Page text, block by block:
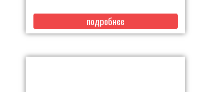
подробнее